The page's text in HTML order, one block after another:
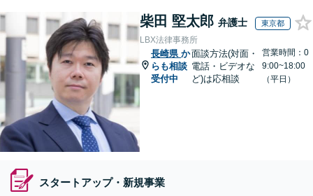
柴田 堅太郎 弁護士 東京都
LBX法律事務所
長崎県 か
らも相談
受付中
面談方法(対面・
電話・ビデオな
ど)は応相談
営業時間：0
9:00~18:00
（平日）
スタートアップ・新規事業